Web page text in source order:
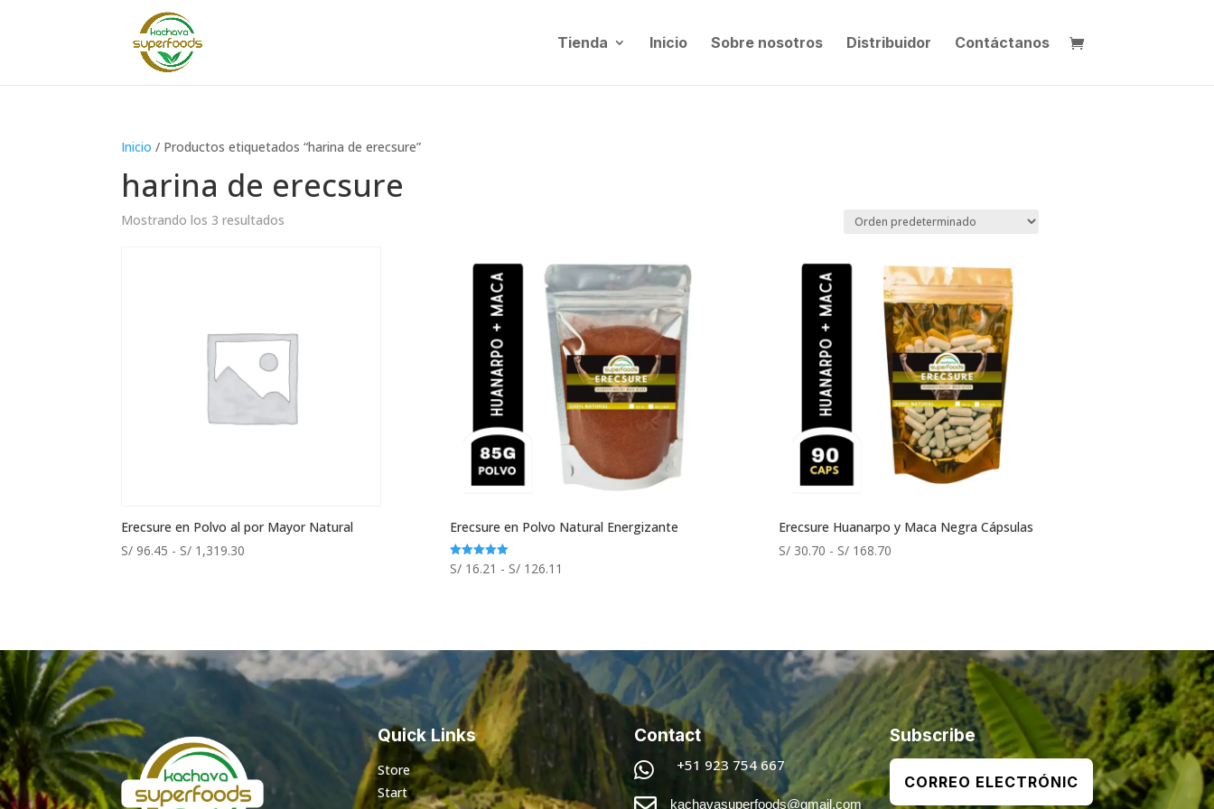
Tienda Inicio Sobre nosotros Distribuidor Contáctanos
Inicio / Productos etiquetados “harina de erecsure”
harina de erecsure
Mostrando los 3 resultados
Erecsure en Polvo al por Mayor Natural
S/ 96.45 - S/ 1,319.30
hasta
S/ 1,319.30
Erecsure en Polvo Natural Energizante
Valorado
con
S/ 16.21 - S/ 126.11
S/ 16.21
hasta
S/ 126.11
Erecsure Huanarpo y Maca Negra Cápsulas
S/ 30.70 - S/ 168.70
hasta
S/ 168.70
Quick Links
Store
Start
Contact
 +51 923 754 667
kachavasuperfoods@gmail.com
Subscribe